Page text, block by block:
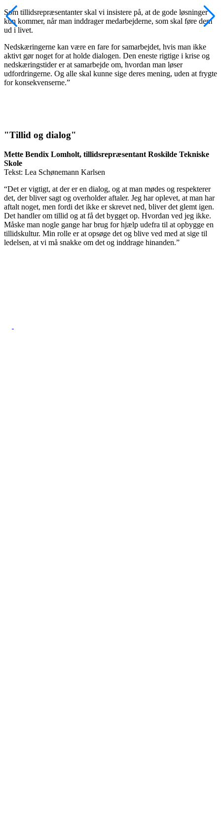
Som tillidsrepræsentanter skal vi insistere på, at de gode løsninger
kun kommer, når man inddrager medarbejderne, som skal føre dem
ud i livet.
Nedskæringerne kan være en fare for samarbejdet, hvis man ikke
aktivt gør noget for at holde dialogen. Den eneste rigtige i krise og
nedskæringstider er at samarbejde om, hvordan man løser
udfordringerne. Og alle skal kunne sige deres mening, uden at frygte
for konsekvenserne.”
"Tillid og dialog"
Mette Bendix Lomholt, tillidsrepræsentant Roskilde Tekniske
Skole
Tekst: Lea Schønemann Karlsen
“Det er vigtigt, at der er en dialog, og at man mødes og respekterer
det, der bliver sagt og overholder aftaler. Jeg har oplevet, at man har
aftalt noget, men fordi det ikke er skrevet ned, bliver det glemt igen.
Det handler om tillid og at få det bygget op. Hvordan ved jeg ikke.
Måske man nogle gange har brug for hjælp udefra til at opbygge en
tillidskultur. Min rolle er at opsøge det og blive ved med at sige til
ledelsen, at vi må snakke om det og inddrage hinanden.”